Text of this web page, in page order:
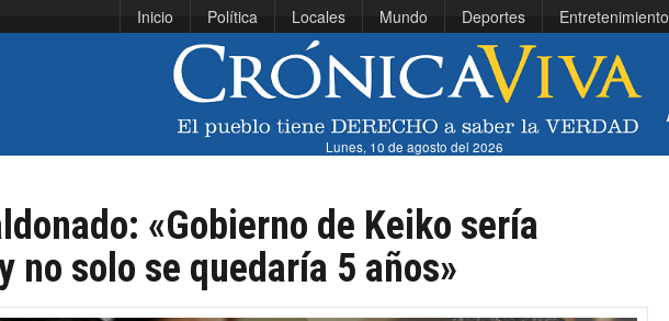
Inicio Política Locales Mundo Deportes Entretenimiento
Lunes, 10 de agosto del 2026
«Gobierno de Keiko sería
no solo se quedaría 5 años»